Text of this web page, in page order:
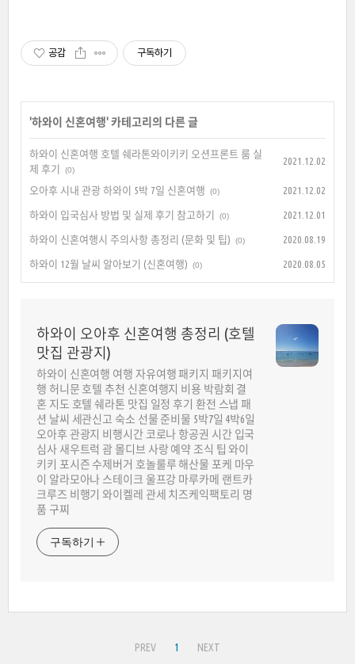
공감 구독하기
'하와이 신혼여행' 카테고리의 다른 글
하와이 신혼여행 호텔 쉐라톤와이키키 오션프론트 룸 실
제 후기
(0)
2021.12.02
오아후 시내 관광 하와이 5박 7일 신혼여행 (0) 2021.12.02
하와이 입국심사 방법 및 실제 후기 참고하기 (0) 2021.12.01
하와이 신혼여행시 주의사항 총정리 (문화 및 팁) (0) 2020.08.19
하와이 12월 날씨 알아보기 (신혼여행) (0) 2020.08.05
하와이 오아후 신혼여행 총정리 (호텔
맛집 관광지)
하와이 신혼여행 여행 자유여행 패키지 패키지여
행 허니문 호텔 추천 신혼여행지 비용 박람회 결
혼 지도 호텔 쉐라톤 맛집 일정 후기 환전 스냅 패
션 날씨 세관신고 숙소 선물 준비물 5박7일 4박6일
오아후 관광지 비행시간 코로나 항공권 시간 입국
심사 새우트럭 괌 몰디브 사랑 예약 조식 팁 와이
키키 포시즌 수제버거 호놀룰루 해산물 포케 마우
이 알라모아나 스테이크 울프강 마루카메 랜트카
크루즈 비행기 와이켈레 관세 치즈케익팩토리 명
품 구찌
구독하기
PREV 1 NEXT